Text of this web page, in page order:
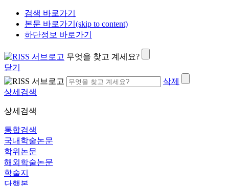
검색 바로가기
본문 바로가기(skip to content)
하단정보 바로가기
무엇을 찾고 계세요?
닫기
삭제
상세검색
상세검색
통합검색
국내학술논문
학위논문
해외학술논문
학술지
단행본